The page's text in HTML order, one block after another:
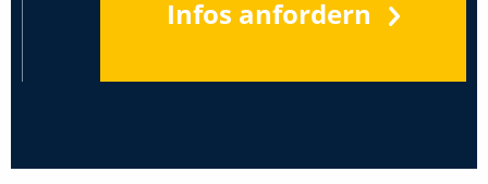
Infos anfordern